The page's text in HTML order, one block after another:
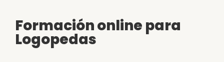
Formación online para
Logopedas